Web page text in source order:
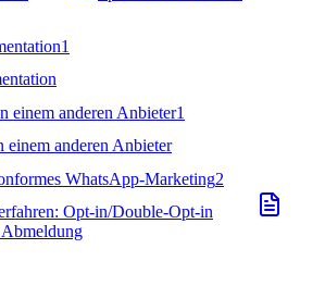
1
einem anderen Anbieter1
einem anderen Anbieter
WhatsApp-Marketing2
Opt-in/Double-Opt-in